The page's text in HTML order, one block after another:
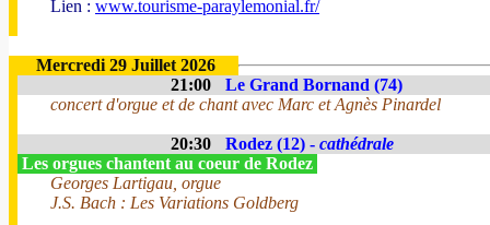
Lien : www.tourisme-paraylemonial.fr/
Mercredi 29 Juillet 2026
21:00
Le Grand Bornand (74)
concert d'orgue et de chant avec Marc et Agnès Pinardel
20:30 Rodez (12) - cathédrale
Les orgues chantent au coeur de Rodez
Georges Lartigau, orgue
J.S. Bach : Les Variations Goldberg